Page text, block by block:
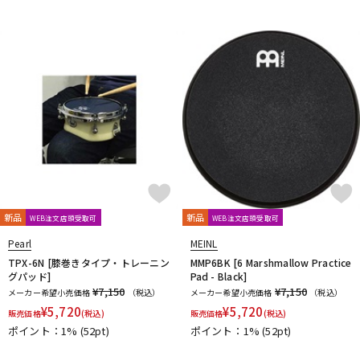
新品 WEB注文店頭受取可
Pearl
TPX-6N [膝巻きタイプ・トレーニン
グパッド]
メーカー希望小売価格 ¥7,150
（税込）
販売価格¥5,720(税込)
ポイント：1% (52pt)
新品 WEB注文店頭受取可
MEINL
MMP6BK [6 Marshmallow Practice
Pad - Black]
メーカー希望小売価格 ¥7,150
（税込）
販売価格¥5,720(税込)
ポイント：1%(52pt)